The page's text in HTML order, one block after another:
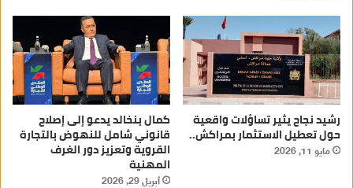
رشيد نجاح يثير تساؤلات واقعية
حول تعطيل الاستثمار بمراكش..
مايو 11, 2026
كمال بنخالد يدعو إلى إصلاح
قانوني شامل للنهوض بالتجارة
القروية وتعزيز دور الغرف
المهنية
أبريل 29, 2026